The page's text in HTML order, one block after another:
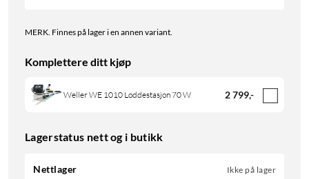
MERK. Finnes på lager i en annen variant.
Komplettere ditt kjøp
Weller WE 1010 Loddestasjon 70 W 2 799,-
Lagerstatus nett og i butikk
Nettlager Ikke på lager